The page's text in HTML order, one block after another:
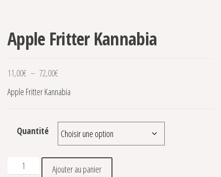
Apple Fritter Kannabia
11,00€ – 72,00€
Apple Fritter Kannabia
Quantité
quantité de Apple Fritter Kannabia
Ajouter au panier